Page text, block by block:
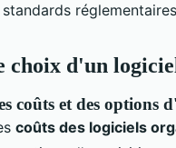
choix d'un
coûts et des options
coûts des logiciels